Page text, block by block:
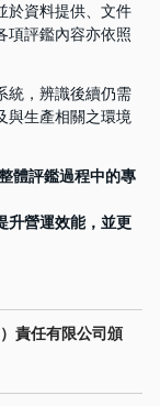
於資料提供、文件
項評鑑內容亦依照
統，辨識後續仍需
與生產相關之環境
體評鑑過程中的專
升營運效能，並更
責任有限公司頒